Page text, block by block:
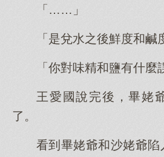
「……」
「是兌水之後鮮度和
「你對味精和鹽有什麼
王愛國說完後，畢姥
了。
看到畢姥爺和沙姥爺陷